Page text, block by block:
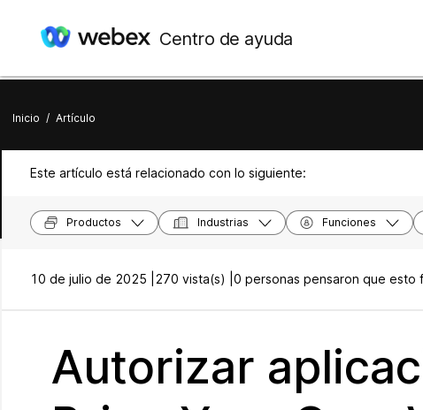
Centro de ayuda
Inicio / Artículo
Este artículo está relacionado con lo siguiente:
Productos Industrias Funciones
10 de julio de 2025 | 270 vista(s) | 0 personas pensaron que esto
Autorizar